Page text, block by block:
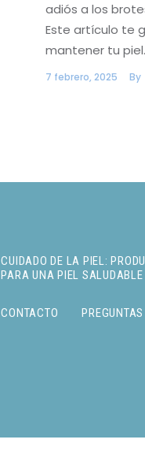
adiós a los
Este artículo te
mantener tu
7 febrero, 2025 By
CUIDADO DE LA PIEL:
PARA UNA PIEL SALUDABLE
CONTACTO